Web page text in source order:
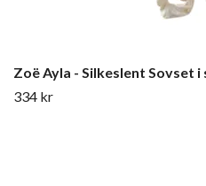
Zoë Ayla - Silkeslent Sovset i
334 kr